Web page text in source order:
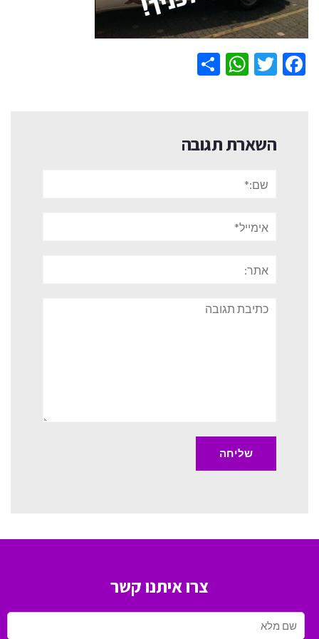
Facebook
Twitter
WhatsApp
השארת תגובה
תגובה
צרו איתנו קשר